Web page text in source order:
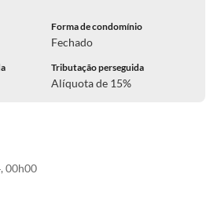
Forma de condomínio
Fechado
Tributação perseguida
Alíquota de 15%
00h00